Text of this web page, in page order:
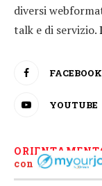
diversi
talk e di servizio.
FACEBOOK
YOUTUBE
con